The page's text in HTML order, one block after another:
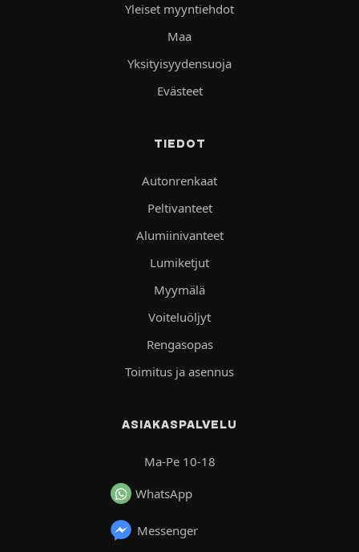
Yleiset myyntiehdot
Maa
Yksityisyydensuoja
Evästeet
TIEDOT
Autonrenkaat
Peltivanteet
Alumiinivanteet
Lumiketjut
Myymälä
Voiteluöljyt
Rengasopas
Toimitus ja asennus
ASIAKASPALVELU
Ma-Pe 10-18
WhatsApp
Messenger